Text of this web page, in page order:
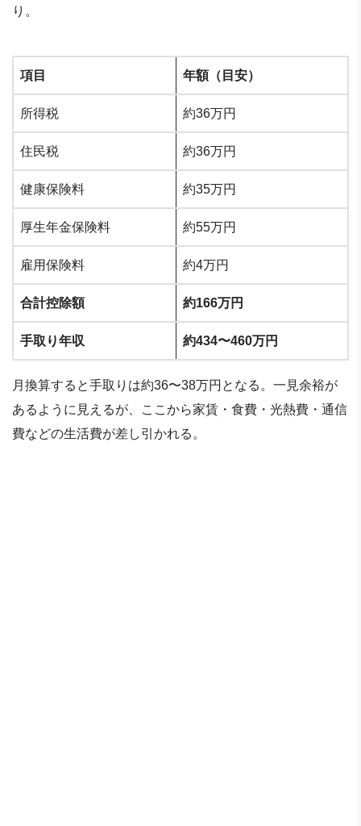
り。
項目 年額（目安）
所得税 約36万円
住民税 約36万円
健康保険料 約35万円
厚生年金保険料 約55万円
雇用保険料 約4万円
合計控除額 約166万円
手取り年収 約434〜460万円
月換算すると手取りは約36〜38万円となる。一見余裕が
あるように見えるが、ここから家賃・食費・光熱費・通信
費などの生活費が差し引かれる。